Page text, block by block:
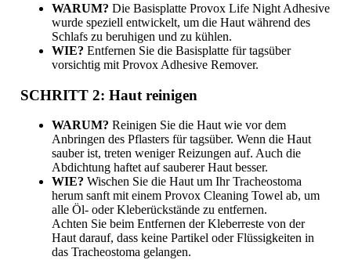
WARUM?Die Basisplatte Provox Life Night Adhesive
wurde speziell entwickelt, um die Haut während des
Schlafs zu beruhigen und zu kühlen.
WIE? Entfernen Sie die Basisplatte für tagsüber
vorsichtig mit Provox Adhesive Remover.
SCHRITT 2: Haut reinigen
WARUM? Reinigen Sie die Haut wie vor dem
Anbringen des Pflasters für tagsüber. Wenn die Haut
sauber ist, treten weniger Reizungen auf. Auch die
Abdichtung haftet auf sauberer Haut besser.
WIE? Wischen Sie die Haut um Ihr Tracheostoma
herum sanft mit einem Provox Cleaning Towel ab, um
alle Öl- oder Kleberückstände zu entfernen.
Achten Sie beim Entfernen der Kleberreste von der
Haut darauf, dass keine Partikel oder Flüssigkeiten in
das Tracheostoma gelangen.